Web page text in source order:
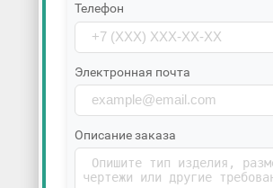
Телефон
Электронная почта
Описание заказа